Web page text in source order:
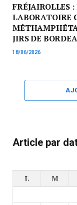
FRÉJAIROLLES
LABORATOIRE
JIRS DE
18/06/2026
Article par
L
M